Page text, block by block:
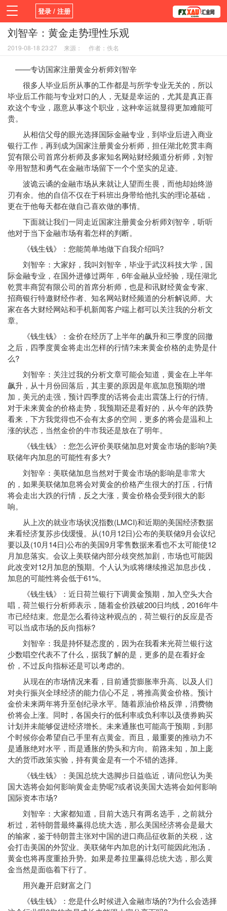
登录 / 注册
首页 新闻 观点
平台
指标EA 书籍
刘智辛：黄金走势理性乐观
2019-08-18 23:27 来源： 作者：佚名
——专访国家注册黄金分析师刘智辛
很多人毕业后所从事的工作都是与所学专业无关的，所以
毕业后工作能与专业对口的人，无疑是幸运的，尤其是真正喜
欢这个专业，愿意从事这个职业，这种幸运就显得更加难能可
贵。
从相信父母的眼光选择国际金融专业，到毕业后进入商业
银行工作，再到成为国家注册黄金分析师，担任湖北乾贯丰商
贸有限公司首席分析师及多家知名网站财经频道分析师，刘智
辛用智慧和勇气在金融市场留下一个个坚实的足迹。
波诡云谲的金融市场从来就让人望而生畏，而他却始终游
刃有余。他的自信不仅在于科班出身带给他扎实的理论基础，
更在于他每天都在做自己喜欢做的事情。
下面就让我们一同走近国家注册黄金分析师刘智辛，听听
他对于当下金融市场有着怎样的判断。
《钱生钱》：您能简单地做下自我介绍吗?
刘智辛：大家好，我叫刘智辛，毕业于武汉科技大学，国
际金融专业，在国外进修过两年，6年金融从业经验，现任湖北
乾贯丰商贸有限公司的首席分析师，也是和讯财经黄金专家、
招商银行特邀财经作者、知名网站财经频道的分析解说师。大
家在各大财经网站和手机新闻客户端上都可以关注我的分析文
章。
《钱生钱》：金价在经历了上半年的飙升和三季度的回撤
之后，四季度黄金将走出怎样的行情?未来黄金价格的走势是什
么?
刘智辛：关注过我的分析文章可能会知道，黄金在上半年
飙升，从十月份回落后，其主要的原因是年底加息预期的增
加，美元的走强，预计四季度的话将会走出震荡上行的行情。
对于未来黄金的价格走势，我预期还是看好的，从今年的跌势
看来，下方我觉得也不会有太多的空间，更多的将会是温和上
涨的状态，当然金价的牛市我还是放在了明年。
《钱生钱》：您怎么评价美联储加息对黄金市场的影响?美
联储年内加息的可能性有多大?
刘智辛：美联储加息当然对于黄金市场的影响是非常大
的，如果美联储加息将会对黄金的价格产生很大的打压，行情
将会走出大跌的行情，反之大涨，黄金价格会受到很大的影
响。
从上次的就业市场状况指数(LMCI)和近期的美国经济数据
来看经济复苏步伐缓慢。从(10月12日)公布的美联储9月会议纪
要以及(10月14日)公布的美国9月零售数据来看也不太可能使12
月加息落实。会议上美联储内部分歧突然加剧，市场也可能因
此改变对12月加息的预期。个人认为或将继续推迟加息步伐，
加息的可能性将会低于61%。
《钱生钱》：近日荷兰银行下调黄金预期，加入空头大合
唱，荷兰银行分析师表示，随着金价跌破200日均线，2016年牛
市已经结束。您是怎么看待这种观点的，荷兰银行的反应是否
可以当成市场的反向指标?
刘智辛：我是持怀疑态度的，因为在我看来光荷兰银行这
少数唱空代表不了什么，据我了解的是，更多的是在看好金
价，不过反向指标还是可以考虑的。
从现在的市场情况来看，目前通货膨胀率升高、以及人们
对央行振兴全球经济的能力信心不足，将推高黄金价格。预计
金价未来两年将升至创纪录水平。随着原油价格反弹，消费物
价将会上涨。同时，各国央行的低利率或负利率以及债券购买
计划并未能够促进经济增长。未来通胀也可能高于预期，到那
个时候你会希望自己手里有点黄金。而且，最重要的推动力不
是通胀绝对水平，而是通胀的势头和方向。前路未知，加上庞
大的货币政策实验，持有黄金是有一个不错的选择。
《钱生钱》：美国总统大选脚步日益临近，请问您认为美
国大选将会如何影响黄金走势呢?或者说美国大选将会如何影响
国际资本市场?
刘智辛：大家都知道，目前大选只有两名选手，之前就分
析过，若特朗普最终赢得总统大选，那么美国经济将会是最大
的输家，鉴于特朗普主张对中国的进口商品征收新的关税，这
会打击美国的外贸业。美联储年内加息的计划可能因此泡汤，
黄金也将再度重拾升势。如果是希拉里赢得总统大选，那么黄
金当然是面临着下行了。
用兴趣开启财富之门
《钱生钱》：您是什么时候进入金融市场的?为什么会选择